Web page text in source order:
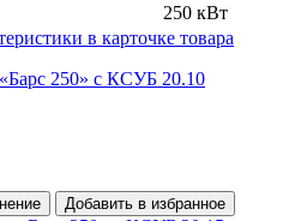
250 кВт
в карточке товара
250» с КСУБ 20.10
Добавить в избранное